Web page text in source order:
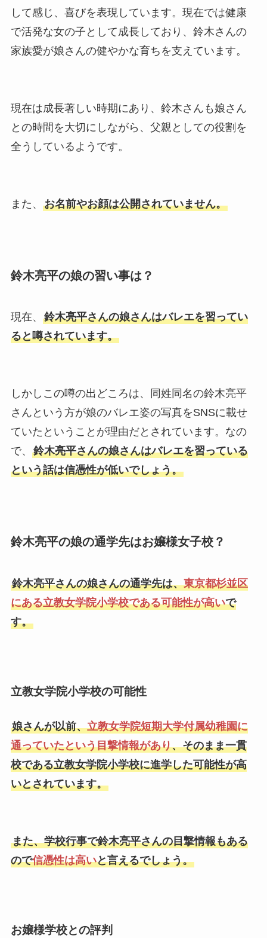
して感じ、喜びを表現しています。現在では健康
で活発な女の子として成長しており、鈴木さんの
家族愛が娘さんの健やかな育ちを支えています。
現在は成長著しい時期にあり、鈴木さんも娘さん
との時間を大切にしながら、父親としての役割を
全うしているようです。
また、 お名前やお顔は公開されていません。
鈴木亮平の娘の習い事は？
現在、 鈴木亮平さんの娘さんはバレエを習ってい
ると噂されています。
しかしこの噂の出どころは、同姓同名の鈴木亮平
さんという方が娘のバレエ姿の写真をSNSに載せ
ていたということが理由だとされています。なの
で、 鈴木亮平さんの娘さんはバレエを習っている
という話は信憑性が低いでしょう。
鈴木亮平の娘の通学先はお嬢様女子校？
鈴木亮平さんの娘さんの通学先は、東京都杉並区
にある立教女学院小学校である可能性が高いで
す。
立教女学院小学校の可能性
娘さんが以前、立教女学院短期大学付属幼稚園に
通っていたという目撃情報があり、そのまま一貫
校である立教女学院小学校に進学した可能性が高
いとされています。
また、学校行事で鈴木亮平さんの目撃情報もある
ので信憑性は高いと言えるでしょう。
お嬢様学校との評判